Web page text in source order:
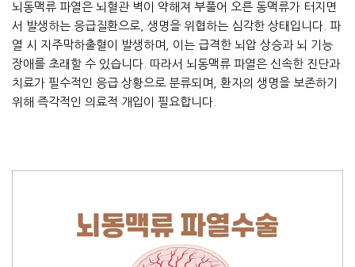
뇌동맥류 파열은 뇌혈관 벽이 약해져 부풀어 오른 동맥류가 터지면
서 발생하는 응급질환으로, 생명을 위협하는 심각한 상태입니다. 파
열 시 지주막하출혈이 발생하며, 이는 급격한 뇌압 상승과 뇌 기능
장애를 초래할 수 있습니다. 따라서 뇌동맥류 파열은 신속한 진단과
치료가 필수적인 응급 상황으로 분류되며, 환자의 생명을 보존하기
위해 즉각적인 의료적 개입이 필요합니다.